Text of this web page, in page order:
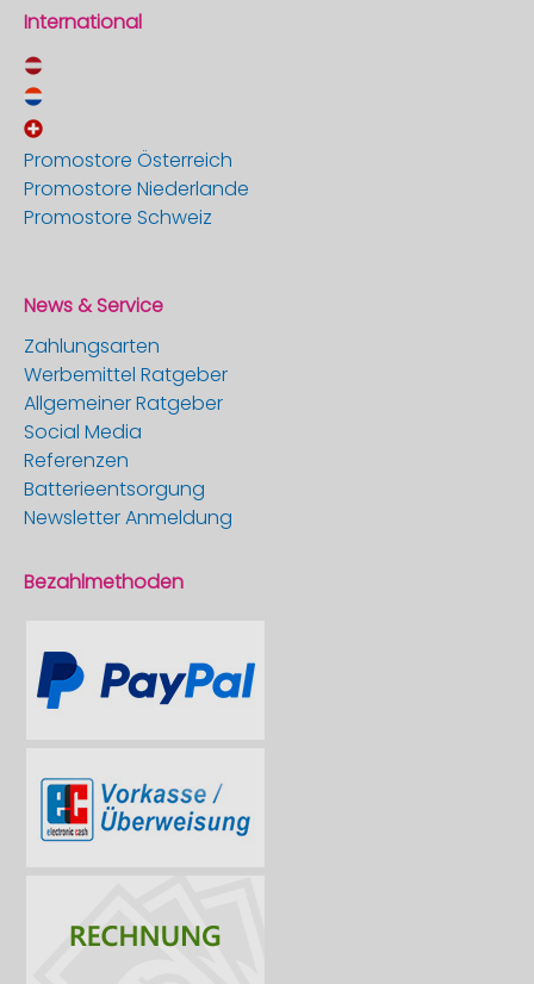
International
Promostore Österreich
Promostore Niederlande
Promostore Schweiz
News & Service
Zahlungsarten
Werbemittel Ratgeber
Allgemeiner Ratgeber
Social Media
Referenzen
Batterieentsorgung
Newsletter Anmeldung
Bezahlmethoden